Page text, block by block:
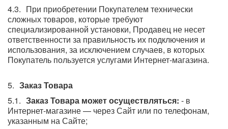
При приобретении Покупателем технически
сложных товаров, которые требуют
специализированной установки, Продавец не несет
ответственности за правильность их подключения и
использования, за исключением случаев, в которых
Покупатель пользуется услугами Интернет-магазина.
Заказ Товара
Заказ Товара может осуществляться: - в
Интернет-магазине — через Сайт или по телефонам,
указанным на Сайте;